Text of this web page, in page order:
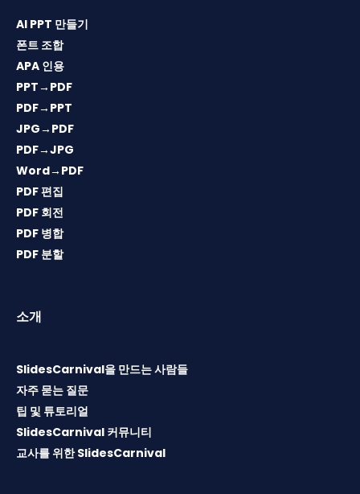
AI PPT 만들기
폰트 조합
APA 인용
PPT→PDF
PDF→PPT
JPG→PDF
PDF→JPG
Word→PDF
PDF 편집
PDF 회전
PDF 병합
PDF 분할
소개
SlidesCarnival을 만드는 사람들
자주 묻는 질문
팁 및 튜토리얼
SlidesCarnival 커뮤니티
교사를 위한 SlidesCarnival